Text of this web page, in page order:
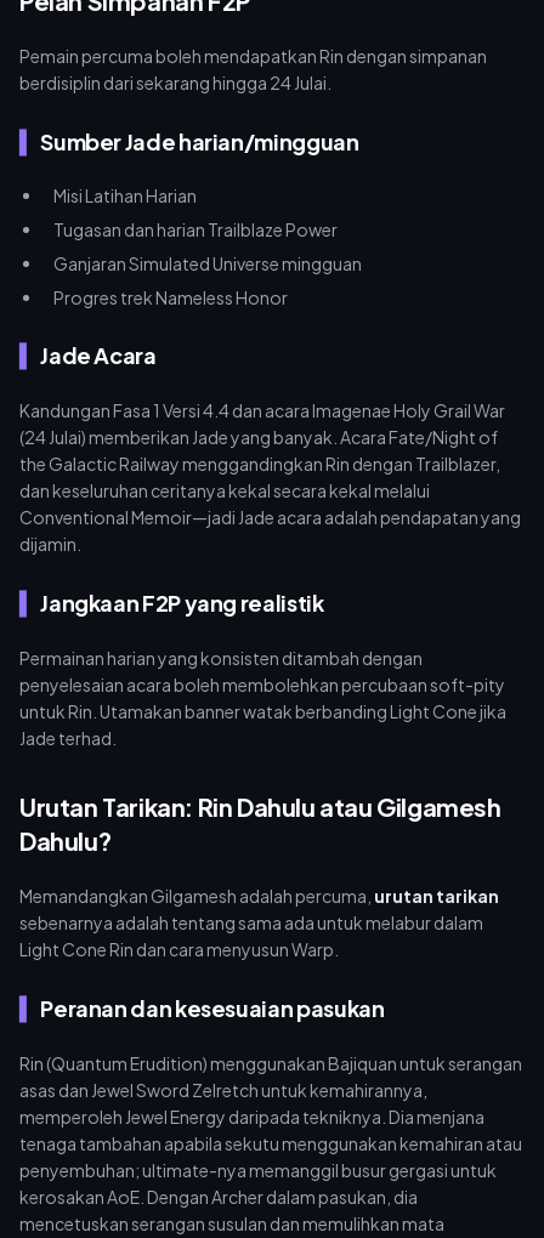
Pemain percuma boleh mendapatkan Rin dengan simpanan
berdisiplin dari sekarang hingga 24 Julai.
Sumber Jade harian/mingguan
Misi Latihan Harian
Tugasan dan harian Trailblaze Power
Ganjaran Simulated Universe mingguan
Progres trek Nameless Honor
Jade Acara
Kandungan Fasa 1 Versi 4.4 dan acara Imagenae Holy Grail War
(24 Julai) memberikan Jade yang banyak. Acara Fate/Night of
the Galactic Railway menggandingkan Rin dengan Trailblazer,
dan keseluruhan ceritanya kekal secara kekal melalui
Conventional Memoir—jadi Jade acara adalah pendapatan yang
dijamin.
Jangkaan F2P yang realistik
Permainan harian yang konsisten ditambah dengan
penyelesaian acara boleh membolehkan percubaan soft-pity
untuk Rin. Utamakan banner watak berbanding Light Cone jika
Jade terhad.
Urutan Tarikan: Rin Dahulu atau Gilgamesh
Dahulu?
Memandangkan Gilgamesh adalah percuma, urutan tarikan
sebenarnya adalah tentang sama ada untuk melabur dalam
Light Cone Rin dan cara menyusun Warp.
Peranan dan kesesuaian pasukan
Rin (Quantum Erudition) menggunakan Bajiquan untuk serangan
asas dan Jewel Sword Zelretch untuk kemahirannya,
memperoleh Jewel Energy daripada tekniknya. Dia menjana
tenaga tambahan apabila sekutu menggunakan kemahiran atau
penyembuhan; ultimate-nya memanggil busur gergasi untuk
kerosakan AoE. Dengan Archer dalam pasukan, dia
mencetuskan serangan susulan dan memulihkan mata